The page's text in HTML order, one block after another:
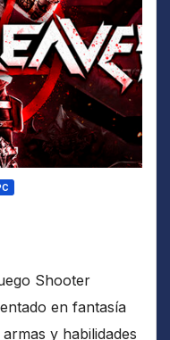
Shooter
en fantasía
y habilidades